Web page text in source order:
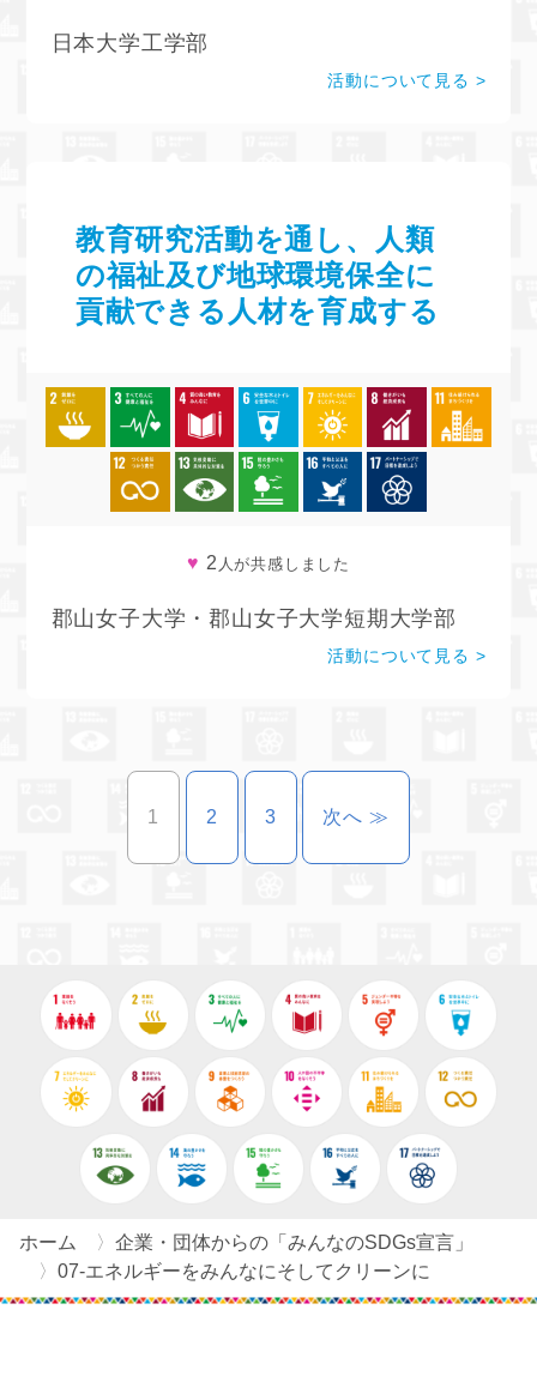
日本大学工学部
活動について見る
教育研究活動を通し、人類
の福祉及び地球環境保全に
貢献できる人材を育成する
♥ 2 人が共感しました
郡山女子大学・郡山女子大学短期大学部
活動について見る
1 ページへ
2 ページへ
3 ページへ
次のページ
へ ≫
ホーム
企業・団体からの「みんなのSDGs宣言」
07-エネルギーをみんなにそしてクリーンに